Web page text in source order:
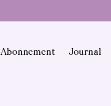
Abonnement Journal